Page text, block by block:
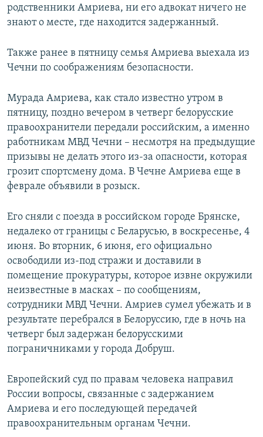
родственники Амриева, ни его адвокат ничего не
знают о месте, где находится задержанный.
Также ранее в пятницу семья Амриева выехала из
Чечни по соображениям безопасности.
Мурада Амриева, как стало известно утром в
пятницу, поздно вечером в четверг белорусские
правоохранители передали российским, а именно
работникам МВД Чечни – несмотря на предыдущие
призывы не делать этого из-за опасности, которая
грозит спортсмену дома. В Чечне Амриева еще в
феврале объявили в розыск.
Его сняли с поезда в российском городе Брянске,
недалеко от границы с Беларусью, в воскресенье, 4
июня. Во вторник, 6 июня, его официально
освободили из-под стражи и доставили в
помещение прокуратуры, которое извне окружили
неизвестные в масках – по сообщениям,
сотрудники МВД Чечни. Амриев сумел убежать и в
результате перебрался в Белоруссию, где в ночь на
четверг был задержан белорусскими
пограничниками у города Добруш.
Европейский суд по правам человека направил
России вопросы, связанные с задержанием
Амриева и его последующей передачей
правоохранительным органам Чечни.